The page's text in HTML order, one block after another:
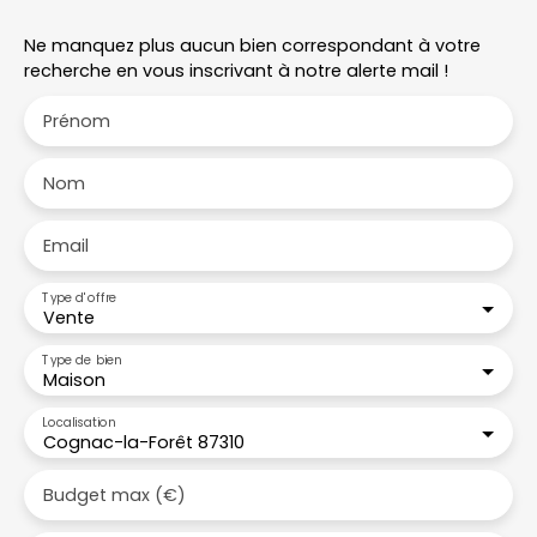
Ne manquez plus aucun bien correspondant à votre
recherche en vous inscrivant à notre alerte mail !
Prénom
Nom
Email
Vente
Type d'offre
Maison
Type de bien
Cognac-la-Forêt 87310
Localisation
Budget max (€)